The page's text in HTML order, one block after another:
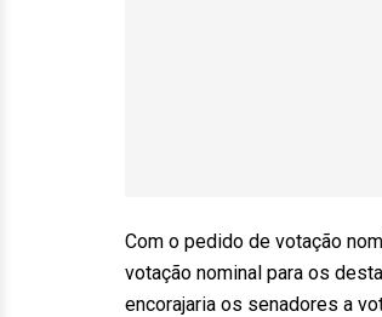
Com o pedido de votação
votação nominal para os
encorajaria os senadores a